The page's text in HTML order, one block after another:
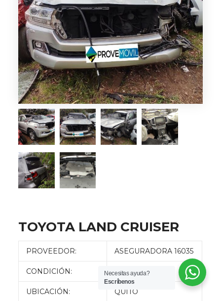
TOYOTA LAND CRUISER
PROVEEDOR: ASEGURADORA 16035
CONDICIÓN: CHOCADO
UBICACIÓN: QUITO
Necesitas ayuda?
Escríbenos